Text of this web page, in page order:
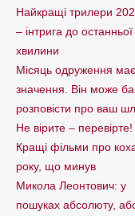
Найкращі трилери
– інтрига до останньої
хвилини
Місяць одруження має
значення. Він може
розповісти про ваш
Не вірите – перевірте!
Кращі фільми про
року, що минув
Микола Леонтович: у
пошуках абсолюту,